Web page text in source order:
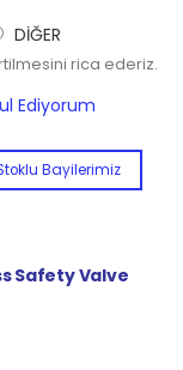
DİĞER
rica ederiz.
Ediyorum
Bayilerimiz
Safety Valve